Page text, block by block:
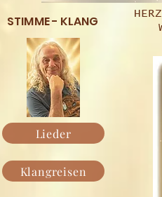
STIMME - KLANG
Lieder
Klangreisen